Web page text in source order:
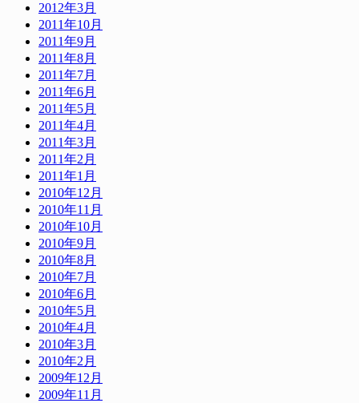
2012年3月
2011年10月
2011年9月
2011年8月
2011年7月
2011年6月
2011年5月
2011年4月
2011年3月
2011年2月
2011年1月
2010年12月
2010年11月
2010年10月
2010年9月
2010年8月
2010年7月
2010年6月
2010年5月
2010年4月
2010年3月
2010年2月
2009年12月
2009年11月